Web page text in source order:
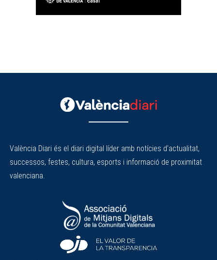
València Diari és el diari digital líder amb notícies d'actualitat,
successos, festes, cultura, esports i informació de proximitat
valenciana.